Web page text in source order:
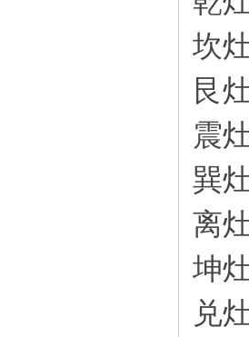
坎
艮
震
巽
离
坤
兑